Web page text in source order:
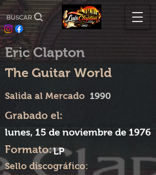
BUSCAR
Eric Clapton
The Guitar World
Salida al Mercado 1990
Grabado el:
lunes, 15 de noviembre de 1976
Formato:LP
Sello discográfico: